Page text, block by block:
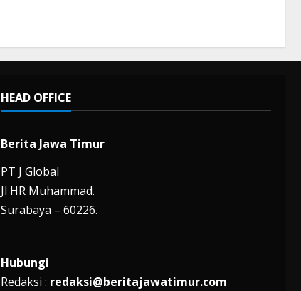
HEAD OFFICE
Berita Jawa Timur
PT J Global
Jl HR Muhammad.
Surabaya – 60226.
Hubungi
Redaksi : redaksi@beritajawatimur.com